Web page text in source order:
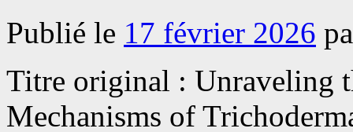
Publié le 17 février 2026
Titre original : Unraveling
Mechanisms of